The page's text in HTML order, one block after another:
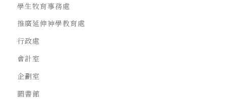
學生牧育事務處
推廣延伸神學教育處
行政處
會計室
企劃室
圖書館